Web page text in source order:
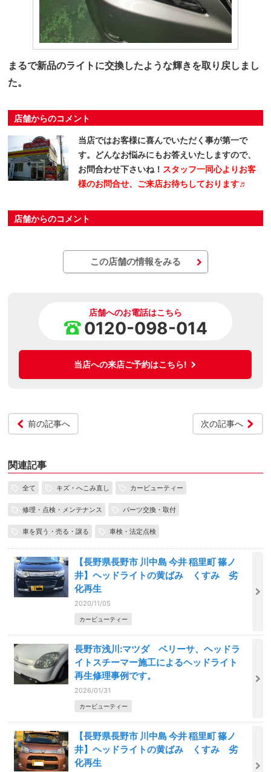
まるで新品のライトに交換したような輝きを取り戻しまし
た。
店舗からのコメント
当店ではお客様に喜んでいただく事が第一で
す。どんなお悩みにもお答えいたしますので、
お問合わせ下さいね！ スタッフ一同心よりお客
様のお問合せ、ご来店お待ちしております♬
店舗からのコメント
この店舗の情報をみる
店舗へのお電話はこちら
0120-098-014
当店への来店ご予約はこちら!
前の記事へ 次の記事へ
関連記事
全て キズ・へこみ直し カービューティー
修理・点検・メンテナンス パーツ交換・取付
車を買う・売る・譲る 車検・法定点検
【長野県長野市 川中島 今井 稲里町 篠ノ
井】ヘッドライトの黄ばみ くすみ 劣
化再生
2020/11/05
カービューティー
長野市浅川:マツダ ベリーサ、ヘッドラ
イトスチーマー施工によるヘッドライト
再生修理事例です。
2026/01/31
カービューティー
【長野県長野市 川中島 今井 稲里町 篠ノ
井】ヘッドライトの黄ばみ くすみ 劣
化再生